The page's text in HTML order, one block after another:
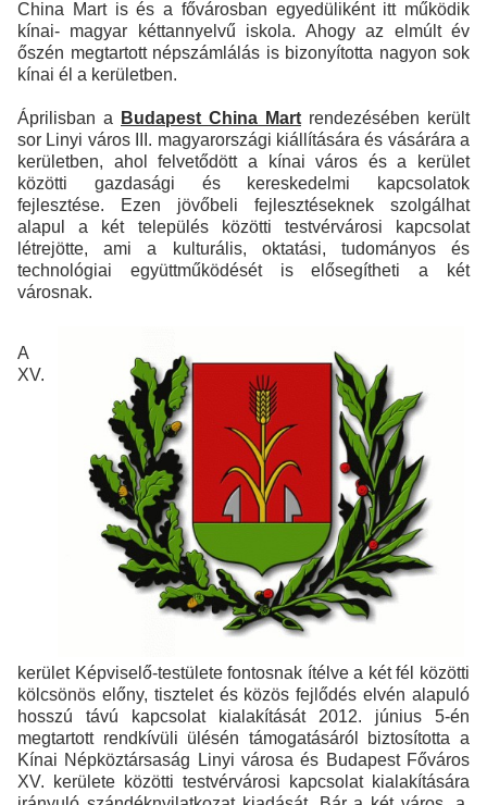
China Mart is és a fővárosban egyedüliként itt működik
kínai- magyar kéttannyelvű iskola. Ahogy az elmúlt év
őszén megtartott népszámlálás is bizonyította nagyon sok
kínai él a kerületben.
Áprilisban a Budapest China Mart rendezésében került
sor Linyi város III. magyarországi kiállítására és vásárára a
kerületben, ahol felvetődött a kínai város és a kerület
közötti gazdasági és kereskedelmi kapcsolatok
fejlesztése. Ezen jövőbeli fejlesztéseknek szolgálhat
alapul a két település közötti testvérvárosi kapcsolat
létrejötte, ami a kulturális, oktatási, tudományos és
technológiai együttműködését is elősegítheti a két
városnak.
A
XV.
kerület Képviselő-testülete fontosnak ítélve a két fél közötti
kölcsönös előny, tisztelet és közös fejlődés elvén alapuló
hosszú távú kapcsolat kialakítását 2012. június 5-én
megtartott rendkívüli ülésén támogatásáról biztosította a
Kínai Népköztársaság Linyi városa és Budapest Főváros
XV. kerülete közötti testvérvárosi kapcsolat kialakítására